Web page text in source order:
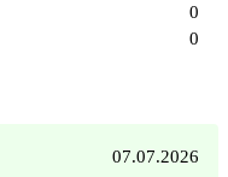
0
0
07.07.2026